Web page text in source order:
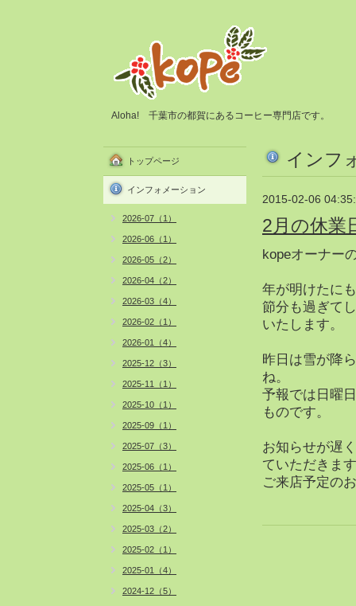
Aloha! 千葉市の都賀にあるコーヒー専門店です。
インフ
2015-02-06
2月の休業
kopeオーナー
年が明けたに
節分も過ぎて
いたします。
昨日は雪が降
ね。
予報では日曜
ものです。
お知らせが遅
ていただきま
ご来店予定の
トップページ
インフォメーション
2026-07（1）
2026-06（1）
2026-05（2）
2026-04（2）
2026-03（4）
2026-02（1）
2026-01（4）
2025-12（3）
2025-11（1）
2025-10（1）
2025-09（1）
2025-07（3）
2025-06（1）
2025-05（1）
2025-04（3）
2025-03（2）
2025-02（1）
2025-01（4）
2024-12（5）